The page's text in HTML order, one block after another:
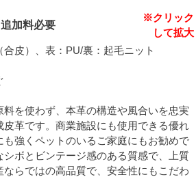
加料必要
※クリック
して拡大
合皮）、表：PU/裏：起毛ニット
を使わず、本革の構造や風合いを忠実
皮革です。商業施設にも使用できる優れ
も強くペットのいるご家庭にもお勧めで
ボとビンテージ感のある質感で、上質
らではの高品質で、安全性にもこだわ